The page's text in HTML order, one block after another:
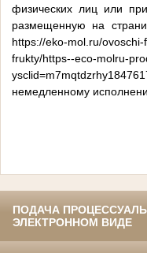
физических лиц или
размещенную на
https://eko-mol.ru/
frukty/https--eco-molru-
немедленному
ПОДАЧА
ЭЛЕКТРОННОМ ВИДЕ